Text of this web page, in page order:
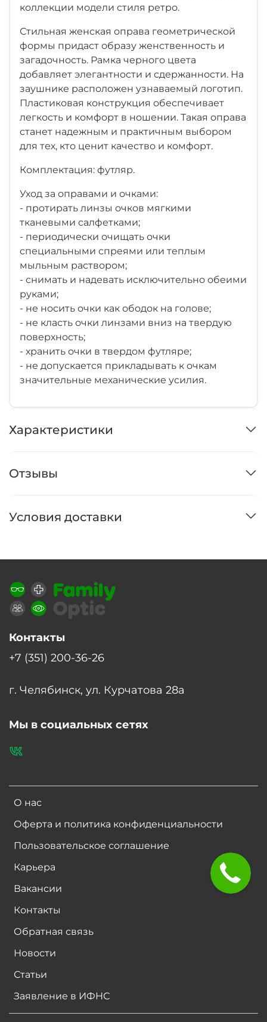
коллекции модели стиля ретро.
Стильная женская оправа геометрической
формы придаст образу женственность и
загадочность. Рамка черного цвета
добавляет элегантности и сдержанности. На
заушнике расположен узнаваемый логотип.
Пластиковая конструкция обеспечивает
легкость и комфорт в ношении. Такая оправа
станет надежным и практичным выбором
для тех, кто ценит качество и комфорт.
Комплектация: футляр.
Уход за оправами и очками:
- протирать линзы очков мягкими
тканевыми салфетками;
- периодически очищать очки
специальными спреями или теплым
мыльным раствором;
- снимать и надевать исключительно обеими
руками;
- не носить очки как ободок на голове;
- не класть очки линзами вниз на твердую
поверхность;
- хранить очки в твердом футляре;
- не допускается прикладывать к очкам
значительные механические усилия.
Характеристики
Отзывы
Условия доставки
О нас
Оферта и политика конфиденциальности
Пользовательское соглашение
Карьера
Вакансии
Контакты
Обратная связь
Новости
Статьи
Заявление в ИФНС
Контакты
+7 (351) 200-36-26
г. Челябинск, ул. Курчатова 28а
Мы в социальных сетях